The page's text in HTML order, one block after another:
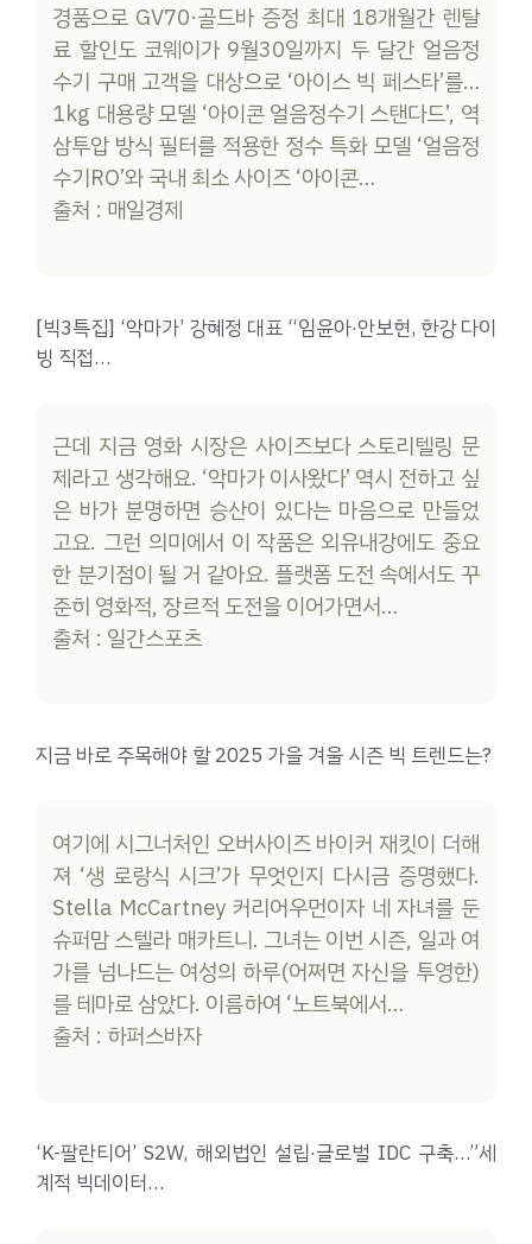
경품으로 GV70·골드바 증정 최대 18개월간 렌탈
료 할인도 코웨이가 9월30일까지 두 달간 얼음정
수기 구매 고객을 대상으로 ‘아이스 빅 페스타’를…
1kg 대용량 모델 ‘아이콘 얼음정수기 스탠다드’, 역
삼투압 방식 필터를 적용한 정수 특화 모델 ‘얼음정
수기RO’와 국내 최소 사이즈 ‘아이콘…
출처 : 매일경제
[빅3특집] ‘악마가’ 강혜정 대표 “임윤아·안보현, 한강 다이
빙 직접…
근데 지금 영화 시장은 사이즈보다 스토리텔링 문
제라고 생각해요. ‘악마가 이사왔다’ 역시 전하고 싶
은 바가 분명하면 승산이 있다는 마음으로 만들었
고요. 그런 의미에서 이 작품은 외유내강에도 중요
한 분기점이 될 거 같아요. 플랫폼 도전 속에서도 꾸
준히 영화적, 장르적 도전을 이어가면서…
출처 : 일간스포츠
지금 바로 주목해야 할 2025 가을 겨울 시즌 빅 트렌드는?
여기에 시그너처인 오버사이즈 바이커 재킷이 더해
져 ‘생 로랑식 시크’가 무엇인지 다시금 증명했다.
Stella McCartney 커리어우먼이자 네 자녀를 둔
슈퍼맘 스텔라 매카트니. 그녀는 이번 시즌, 일과 여
가를 넘나드는 여성의 하루(어쩌면 자신을 투영한)
를 테마로 삼았다. 이름하여 ‘노트북에서…
출처 : 하퍼스바자
‘K-팔란티어’ S2W, 해외법인 설립·글로벌 IDC 구축…”세
계적 빅데이터…